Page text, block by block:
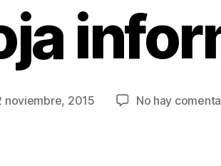
noviembre, 2015 No hay